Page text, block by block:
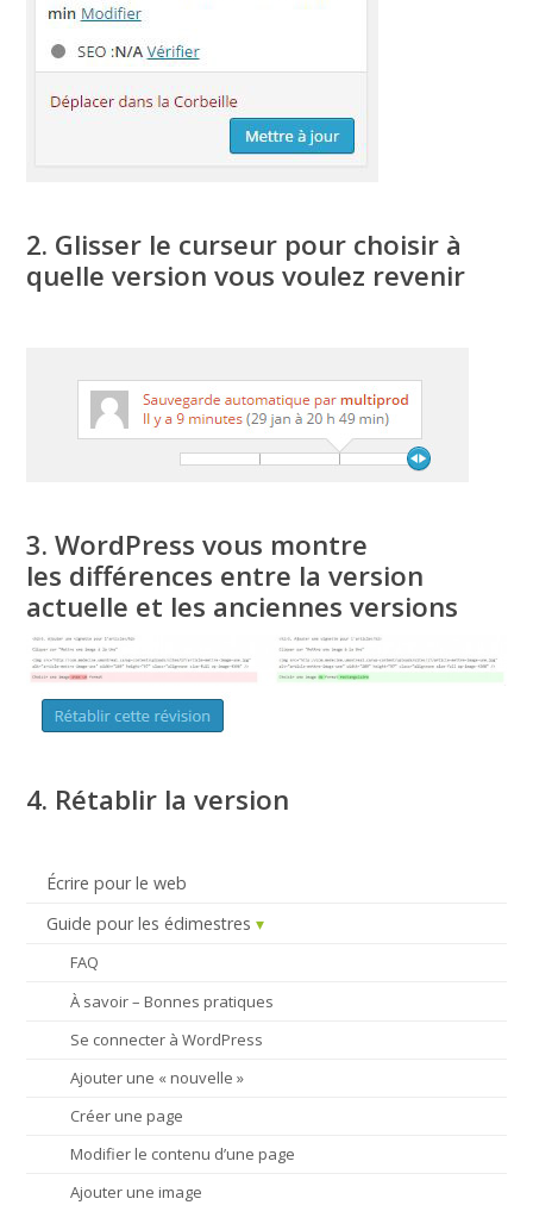
Écrire pour le web
Guide pour les édimestres
FAQ
À savoir – Bonnes pratiques
Se connecter à WordPress
Ajouter une « nouvelle »
Créer une page
Modifier le contenu d’une page
Ajouter une image
2. Glisser le curseur pour choisir à
quelle version vous voulez revenir
3. WordPress vous montre
les différences entre la version
actuelle et les anciennes versions
4. Rétablir la version